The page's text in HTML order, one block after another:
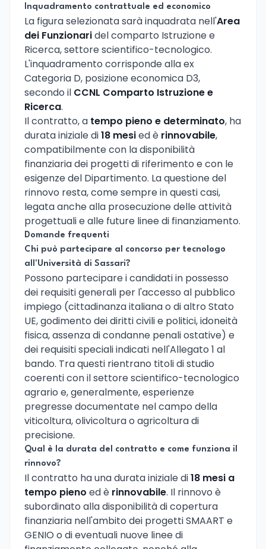
Inquadramento contrattuale ed economico
La figura selezionata sarà inquadrata nell'Area
dei Funzionaridel comparto Istruzione e
Ricerca, settore scientifico-tecnologico.
L'inquadramento corrisponde alla ex
Categoria D, posizione economica D3,
secondo il CCNL Comparto Istruzione e
Ricerca.
Il contratto, a tempo pieno e determinato, ha
durata iniziale di18 mesied è rinnovabile,
compatibilmente con la disponibilità
finanziaria dei progetti di riferimento e con le
esigenze del Dipartimento. La questione del
rinnovo resta, come sempre in questi casi,
legata anche alla prosecuzione delle attività
progettuali e alle future linee di finanziamento.
Domande frequenti
Chi può partecipare al concorso per tecnologo
all'Università di Sassari?
Possono partecipare i candidati in possesso
dei requisiti generali per l'accesso al pubblico
impiego (cittadinanza italiana o di altro Stato
UE, godimento dei diritti civili e politici, idoneità
fisica, assenza di condanne penali ostative) e
dei requisiti speciali indicati nell'Allegato 1 al
bando. Tra questi rientrano titoli di studio
coerenti con il settore scientifico-tecnologico
agrario e, generalmente, esperienze
pregresse documentate nel campo della
viticoltura, olivicoltura o agricoltura di
precisione.
Qual è la durata del contratto e come funziona il
rinnovo?
Il contratto ha una durata iniziale di18 mesi a
tempo pieno ed è rinnovabile. Il rinnovo è
subordinato alla disponibilità di copertura
finanziaria nell'ambito dei progetti SMAART e
GENIO o di eventuali nuove linee di